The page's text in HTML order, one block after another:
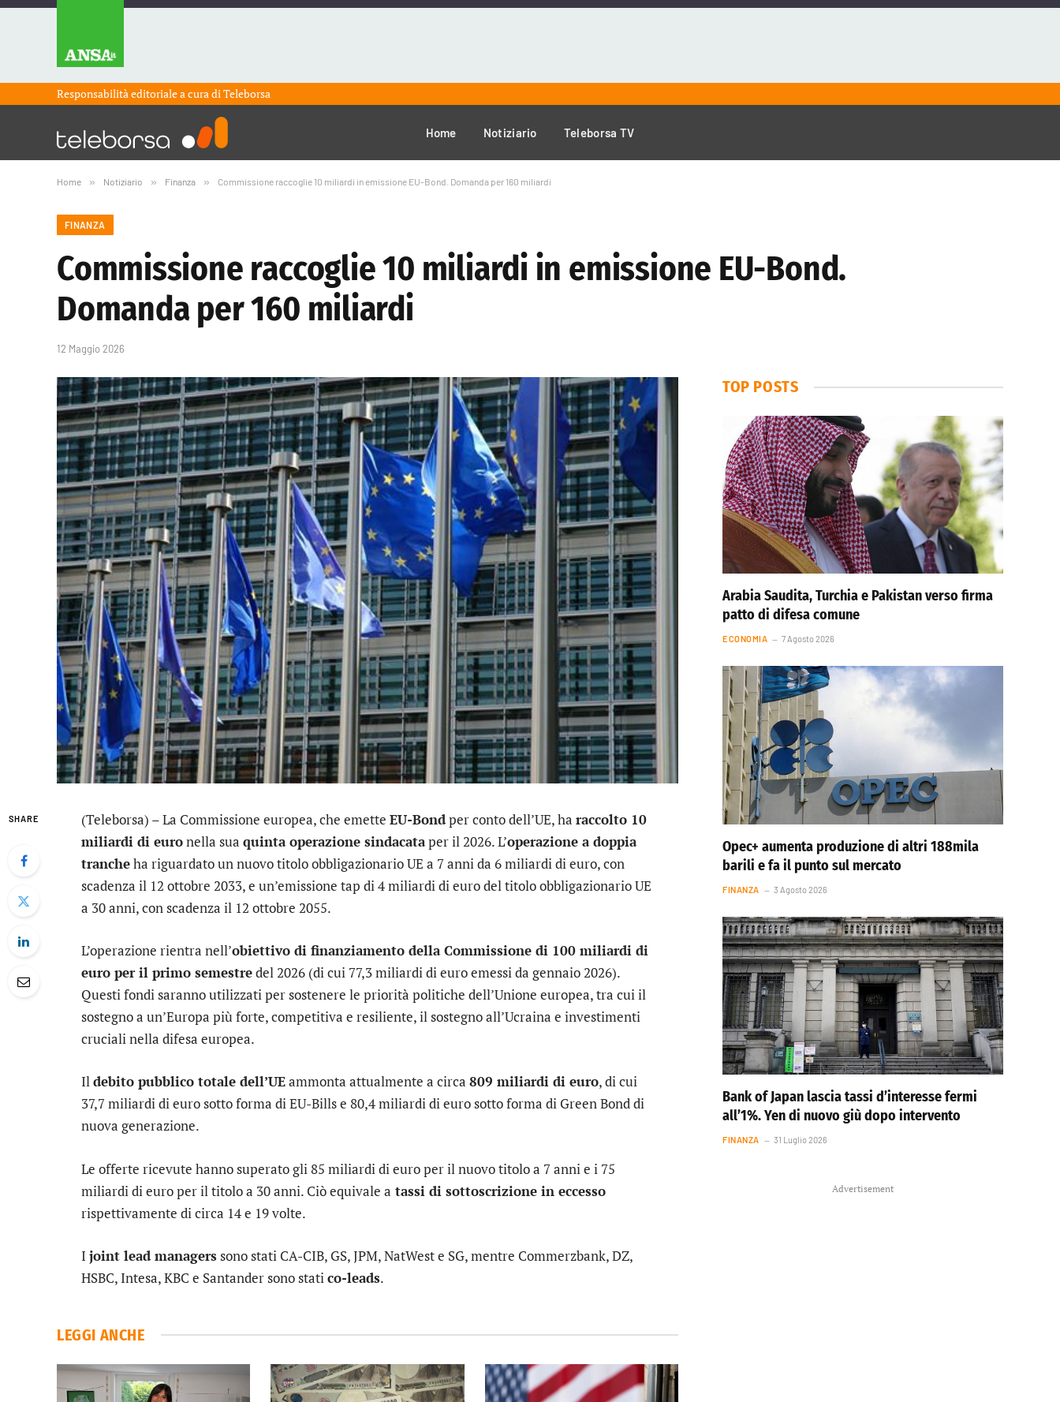
Responsabilità editoriale a cura diTeleborsa
Home Notiziario Teleborsa TV
Home » Notiziario » Finanza » Commissione raccoglie 10 miliardi in emissione EU-Bond. Domanda per 160 miliardi
FINANZA
Commissione raccoglie 10 miliardi in emissione EU-Bond.
Domanda per 160 miliardi
12 Maggio 2026
SHARE (Teleborsa) – La Commissione europea, che emette EU-Bondper conto dell’UE, ha raccolto 10
miliardi di euronella sua quinta operazione sindacataper il 2026. L’operazione a doppia
trancheha riguardato un nuovo titolo obbligazionario UE a 7 anni da 6 miliardi di euro, con
scadenza il 12 ottobre 2033, e un’emissione tap di 4 miliardi di euro del titolo obbligazionario UE
a 30 anni, con scadenza il 12 ottobre 2055.
L’operazione rientra nell’obiettivo di finanziamento della Commissione di 100 miliardi di
euro per il primo semestredel 2026 (di cui 77,3 miliardi di euro emessi da gennaio 2026).
Questi fondi saranno utilizzati per sostenere le priorità politiche dell’Unione europea, tra cui il
sostegno a un’Europa più forte, competitiva e resiliente, il sostegno all’Ucraina e investimenti
cruciali nella difesa europea.
Ildebito pubblico totale dell’UEammonta attualmente a circa 809 miliardi di euro, di cui
37,7 miliardi di euro sotto forma di EU-Bills e 80,4 miliardi di euro sotto forma di Green Bond di
nuova generazione.
Le offerte ricevute hanno superato gli 85 miliardi di euro per il nuovo titolo a 7 anni e i 75
miliardi di euro per il titolo a 30 anni. Ciò equivale a tassi di sottoscrizione in eccesso
rispettivamente di circa 14 e 19 volte.
I joint lead managerssono stati CA-CIB, GS, JPM, NatWest e SG, mentre Commerzbank, DZ,
HSBC, Intesa, KBC e Santander sono statico-leads.
LEGGI ANCHE
TOP POSTS
Arabia Saudita, Turchia e Pakistan verso firma
patto di difesa comune
ECONOMIA 7 Agosto 2026
Opec+ aumenta produzione di altri 188mila
barili e fa il punto sul mercato
FINANZA 3 Agosto 2026
Bank of Japan lascia tassi d’interesse fermi
all’1%. Yen di nuovo giù dopo intervento
FINANZA 31 Luglio 2026
Advertisement